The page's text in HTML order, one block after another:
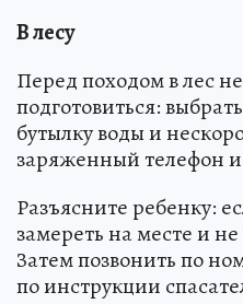
В лесу
Перед походом в лес
подготовиться:
бутылку воды и
заряженный телефон и
Разъясните ребенку:
замереть на месте и
Затем позвонить по
по инструкции